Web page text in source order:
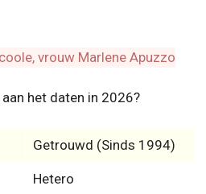
het daten in 2026?
Getrouwd (Sinds 1994)
Hetero